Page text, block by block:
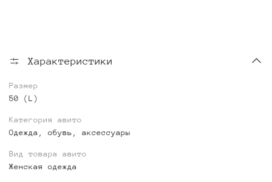
Характеристики
Размер
50 (L)
Категория авито
Одежда, обувь, аксессуары
Вид товара авито
Женская одежда